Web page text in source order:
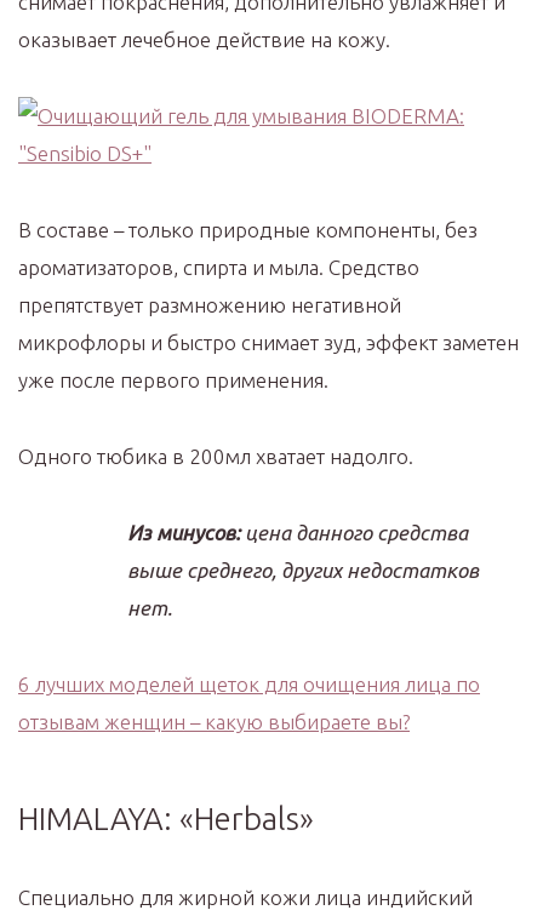
оказывает лечебное действие на кожу.
В составе – только природные компоненты, без
ароматизаторов, спирта и мыла. Средство
препятствует размножению негативной
микрофлоры и быстро снимает зуд, эффект заметен
уже после первого применения.
Одного тюбика в 200мл хватает надолго.
Из минусов:цена данного средства
выше среднего, других недостатков
нет.
6 лучших моделей щеток для очищения лица по
отзывам женщин – какую выбираете вы?
HIMALAYA: «Herbals»
Специально для жирной кожи лица индийский